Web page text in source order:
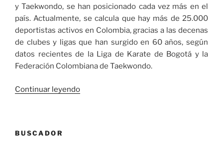
y Taekwondo, se han posicionado cada vez más en el
país. Actualmente, se calcula que hay más de 25.000
deportistas activos en Colombia, gracias a las decenas
de clubes y ligas que han surgido en 60 años, según
datos recientes de la Liga de Karate de Bogotá y la
Federación Colombiana de Taekwondo.
Continuar leyendo«El
BUSCADOR